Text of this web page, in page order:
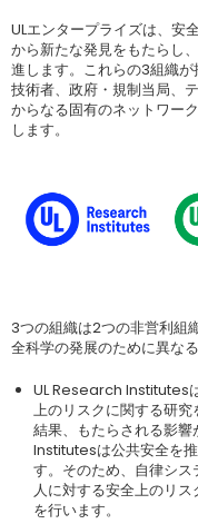
ULエンタープライズは、安
から新たな発見をもたらし
進します。これらの3組織
技術者、政府・規制当局、
からなる固有のネットワー
します。
3つの組織は2つの非営利組
全科学の発展のために異な
UL Research Institutes
上のリスクに関する研
結果、もたらされる影
Institutesは公共安全を
す。そのため、自律シ
人に対する安全上のリ
を行います。